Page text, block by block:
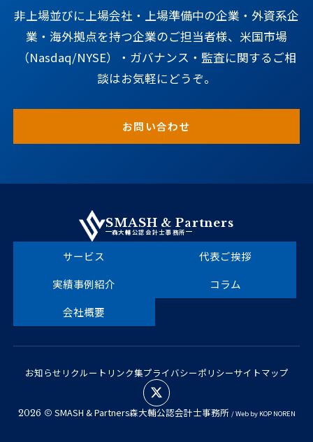
非上場並びに上場会社・上場準備中の企業・外資系企
業・海外拠点を持つ企業のご担当者様、米国市場
（Nasdaq/NYSE）・ガバナンス・監査に関するご相
談はお気軽にどうぞ。
お問い合わせ
SMASH & Partners
森大輔公認会計士事務所
サービス
代表ご挨拶
実績事例紹介
コラム
会社概要
2026 SMASH & Partners森大輔公認会計士事務所 / Web by KOP NOREN
お知らせ リクルート リンク集プライバシーポリシーサイトマップ